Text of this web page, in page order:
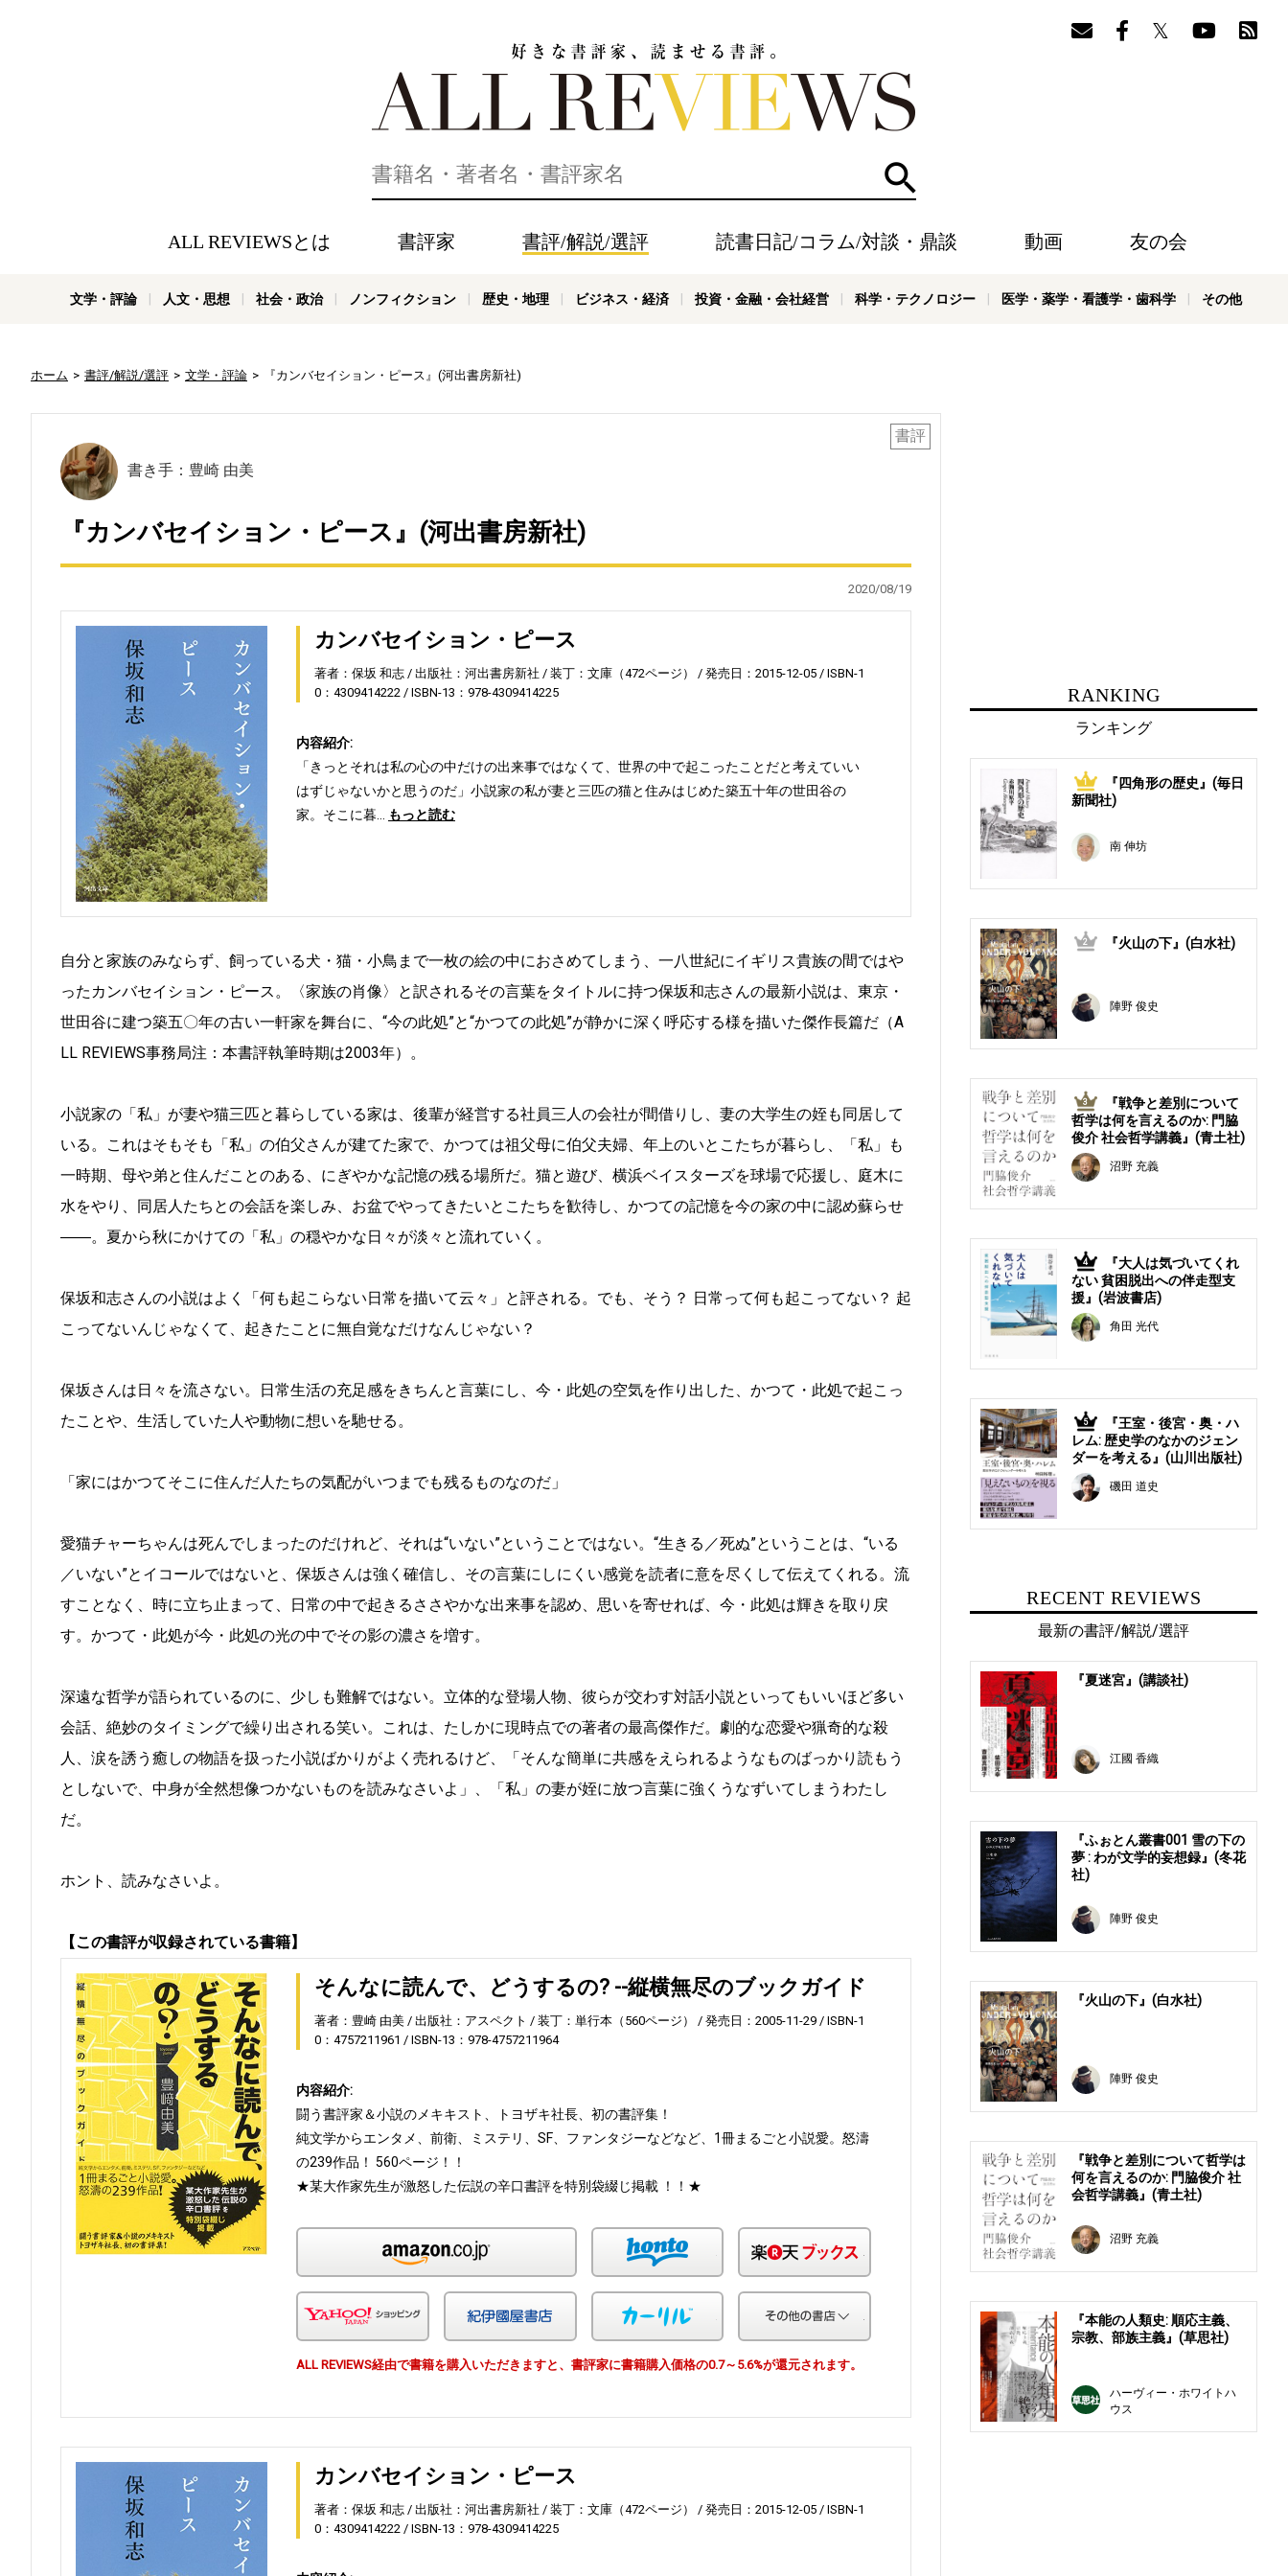
検索
ALL REVIEWSとは 書評家 書評/解説/選評 読書日記/コラム/対談・鼎談 動画 友の会
文学・評論 人文・思想 社会・政治 ノンフィクション 歴史・地理 ビジネス・経済 投資・金融・会社経営 科学・テクノロジー 医学・薬学・看護学・歯科学 その他
ホーム 書評/解説/選評 文学・評論 『カンバセイション・ピース』(河出書房新社)
書評
書き手：豊崎 由美
『カンバセイション・ピース』(河出書房新社)
2020/08/19
カンバセイション・ピース
著者：保坂 和志 出版社：河出書房新社 装丁：文庫（472ページ） 発売日：2015-12-05
ISBN-1
0：4309414222
ISBN-13：978-4309414225
内容紹介:
「きっとそれは私の心の中だけの出来事ではなくて、世界の中で起こったことだと考えていい
はずじゃないかと思うのだ」小説家の私が妻と三匹の猫と住みはじめた築五十年の世田谷の
家。そこに暮…
もっと読む
自分と家族のみならず、飼っている犬・猫・小鳥まで一枚の絵の中におさめてしまう、一八世紀にイギリス貴族の間ではや
ったカンバセイション・ピース。〈家族の肖像〉と訳されるその言葉をタイトルに持つ保坂和志さんの最新小説は、東京・
世田谷に建つ築五〇年の古い一軒家を舞台に、“今の此処”と“かつての此処”が静かに深く呼応する様を描いた傑作長篇だ（A
LL REVIEWS事務局注：本書評執筆時期は2003年）。
小説家の「私」が妻や猫三匹と暮らしている家は、後輩が経営する社員三人の会社が間借りし、妻の大学生の姪も同居して
いる。これはそもそも「私」の伯父さんが建てた家で、かつては祖父母に伯父夫婦、年上のいとこたちが暮らし、「私」も
一時期、母や弟と住んだことのある、にぎやかな記憶の残る場所だ。猫と遊び、横浜ベイスターズを球場で応援し、庭木に
水をやり、同居人たちとの会話を楽しみ、お盆でやってきたいとこたちを歓待し、かつての記憶を今の家の中に認め蘇らせ
――。夏から秋にかけての「私」の穏やかな日々が淡々と流れていく。
保坂和志さんの小説はよく「何も起こらない日常を描いて云々」と評される。でも、そう？ 日常って何も起こってない？ 起
こってないんじゃなくて、起きたことに無自覚なだけなんじゃない？
保坂さんは日々を流さない。日常生活の充足感をきちんと言葉にし、今・此処の空気を作り出した、かつて・此処で起こっ
たことや、生活していた人や動物に想いを馳せる。
「家にはかつてそこに住んだ人たちの気配がいつまでも残るものなのだ」
愛猫チャーちゃんは死んでしまったのだけれど、それは“いない”ということではない。“生きる／死ぬ”ということは、“いる
／いない”とイコールではないと、保坂さんは強く確信し、その言葉にしにくい感覚を読者に意を尽くして伝えてくれる。流
すことなく、時に立ち止まって、日常の中で起きるささやかな出来事を認め、思いを寄せれば、今・此処は輝きを取り戻
す。かつて・此処が今・此処の光の中でその影の濃さを増す。
深遠な哲学が語られているのに、少しも難解ではない。立体的な登場人物、彼らが交わす対話小説といってもいいほど多い
会話、絶妙のタイミングで繰り出される笑い。これは、たしかに現時点での著者の最高傑作だ。劇的な恋愛や猟奇的な殺
人、涙を誘う癒しの物語を扱った小説ばかりがよく売れるけど、「そんな簡単に共感をえられるようなものばっかり読もう
としないで、中身が全然想像つかないものを読みなさいよ」、「私」の妻が姪に放つ言葉に強くうなずいてしまうわたし
だ。
ホント、読みなさいよ。
【この書評が収録されている書籍】
そんなに読んで、どうするの? --縦横無尽のブックガイド
著者：豊崎 由美 出版社：アスペクト 装丁：単行本（560ページ） 発売日：2005-11-29
ISBN-1
0：4757211961
ISBN-13：978-4757211964
内容紹介:
闘う書評家＆小説のメキキスト、トヨザキ社長、初の書評集！
純文学からエンタメ、前衛、ミステリ、SF、ファンタジーなどなど、1冊まるごと小説愛。怒濤
の239作品！ 560ページ！！
★某大作家先生が激怒した伝説の辛口書評を特別袋綴じ掲載 ！！★
honto
Yahoo!ショッピング 紀伊国屋 カーリル
ALL REVIEWS経由で書籍を購入いただきますと、書評家に書籍購入価格の0.7～5.6%が還元されます。
カンバセイション・ピース
著者：保坂 和志 出版社：河出書房新社 装丁：文庫（472ページ） 発売日：2015-12-05
ISBN-1
0：4309414222
ISBN-13：978-4309414225
RANKING
ランキング
1
『四角形の歴史』(毎日
新聞社)
南 伸坊
2 『火山の下』(白水社)
陣野 俊史
3
『戦争と差別について
哲学は何を言えるのか: 門脇
俊介 社会哲学講義』(青土社)
沼野 充義
4
『大人は気づいてくれ
ない 貧困脱出への伴走型支
援』(岩波書店)
角田 光代
5
『王室・後宮・奥・ハ
レム: 歴史学のなかのジェン
ダーを考える』(山川出版社)
磯田 道史
RECENT REVIEWS
最新の書評/解説/選評
『夏迷宮』(講談社)
江國 香織
『ふぉとん叢書001 雪の下の
夢 : わが文学的妄想録』(冬花
社)
陣野 俊史
『火山の下』(白水社)
陣野 俊史
『戦争と差別について哲学は
何を言えるのか: 門脇俊介 社
会哲学講義』(青土社)
沼野 充義
『本能の人類史: 順応主義、
宗教、部族主義』(草思社)
ハーヴィー・ホワイトハ
ウス